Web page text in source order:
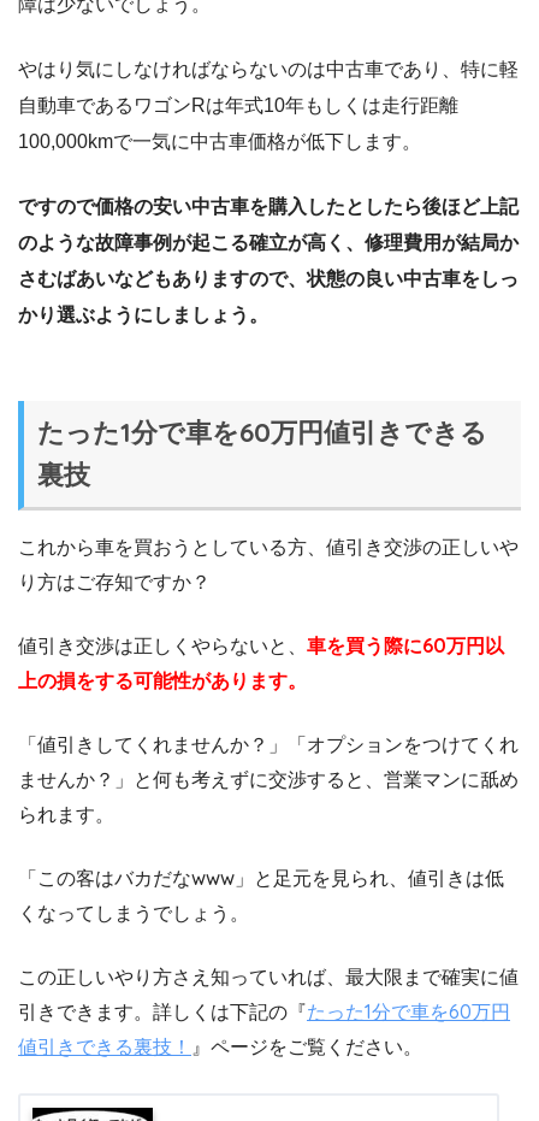
障は少ないでしょう。
やはり気にしなければならないのは中古車であり、特に軽
自動車であるワゴンRは年式10年もしくは走行距離
100,000kmで一気に中古車価格が低下します。
ですので価格の安い中古車を購入したとしたら後ほど上記
のような故障事例が起こる確立が高く、修理費用が結局か
さむばあいなどもありますので、状態の良い中古車をしっ
かり選ぶようにしましょう。
たった1分で車を60万円値引きできる
裏技
これから車を買おうとしている方、値引き交渉の正しいや
り方はご存知ですか？
値引き交渉は正しくやらないと、 車を買う際に60万円以
上の損をする可能性があります。
「値引きしてくれませんか？」「オプションをつけてくれ
ませんか？」と何も考えずに交渉すると、営業マンに舐め
られます。
「この客はバカだなwww」と足元を見られ、値引きは低
くなってしまうでしょう。
この正しいやり方さえ知っていれば、最大限まで確実に値
引きできます。詳しくは下記の『たった1分で車を60万円
値引きできる裏技！ 』ページをご覧ください。